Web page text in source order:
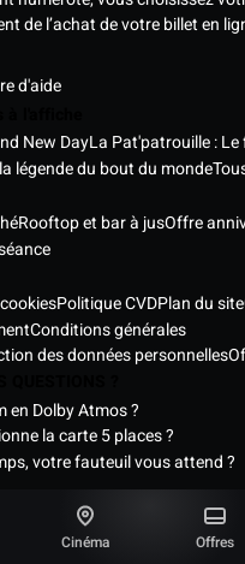
Cinéma Offres
de l’achat de votre billet en
d'aide
New DayLa Pat'patrouille :
légende du bout du monde
Rooftop et bar à jusOffre
Politique CVDPlan du site
Conditions générales
des données personnelles
en Dolby Atmos ?
la carte 5 places ?
votre fauteuil vous attend ?
Sénégal © 2026
®